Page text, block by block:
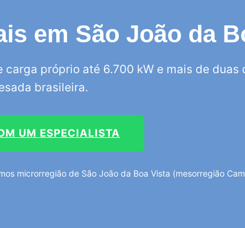
em São João da
próprio até 6.700 kW e mais de
brasileira.
UM ESPECIALISTA
microrregião de São João da Boa Vista (mesorregião